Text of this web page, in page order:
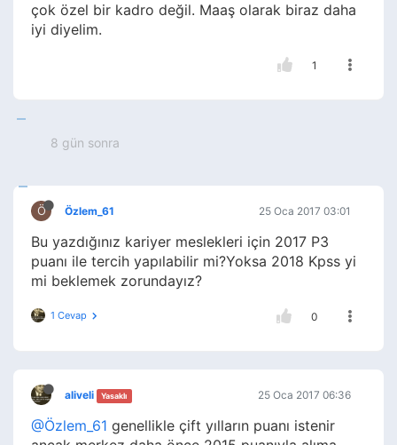
çok özel bir kadro değil. Maaş olarak biraz daha
iyi diyelim.
1
8 gün sonra
Ö Özlem_61 25 Oca 2017 03:01
Bu yazdığınız kariyer meslekleri için 2017 P3
puanı ile tercih yapılabilir mi?Yoksa 2018 Kpss yi
mi beklemek zorundayız?
1 Cevap 0
aliveli Yasaklı 25 Oca 2017 06:36
@Özlem_61 genellikle çift yılların puanı istenir